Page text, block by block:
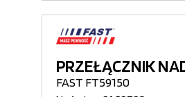
PRZEŁĄCZNIK
FAST FT59150